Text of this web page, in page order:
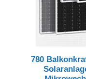
780